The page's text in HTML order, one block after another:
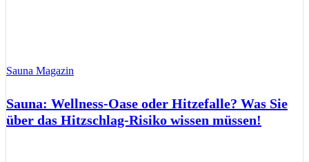
Sauna Magazin
Sauna: Wellness-Oase oder Hitzefalle? Was Sie
über das Hitzschlag-Risiko wissen müssen!